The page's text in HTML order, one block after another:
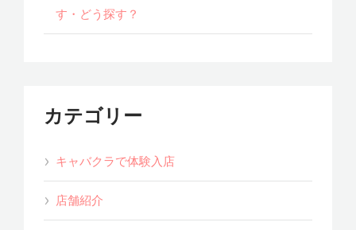
す・どう探す？
カテゴリー
キャバクラで体験入店
店舗紹介